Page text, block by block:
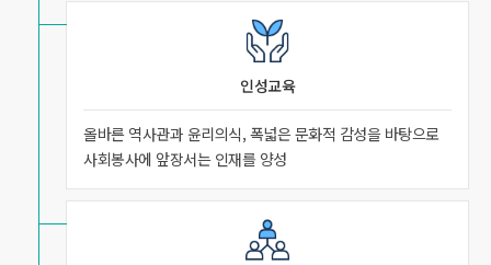
인성교육
올바른 역사관과 윤리의식, 폭넓은 문화적 감성을 바탕으로
사회봉사에 앞장서는 인재를 양성